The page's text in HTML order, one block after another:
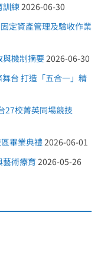
訓練2026-06-30
定資產管理及驗收作業
與機制摘要2026-06-30
台 打造「五合一」精
校菁英同場競技
畢業典禮2026-06-01
術療育 2026-05-26